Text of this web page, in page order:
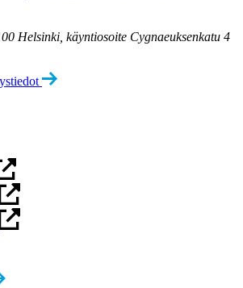
Helsinki, käyntiosoite Cygnaeuksenkatu 4